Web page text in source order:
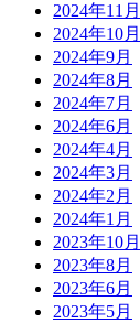
2024年11月
2024年10月
2024年9月
2024年8月
2024年7月
2024年6月
2024年4月
2024年3月
2024年2月
2024年1月
2023年10月
2023年8月
2023年6月
2023年5月